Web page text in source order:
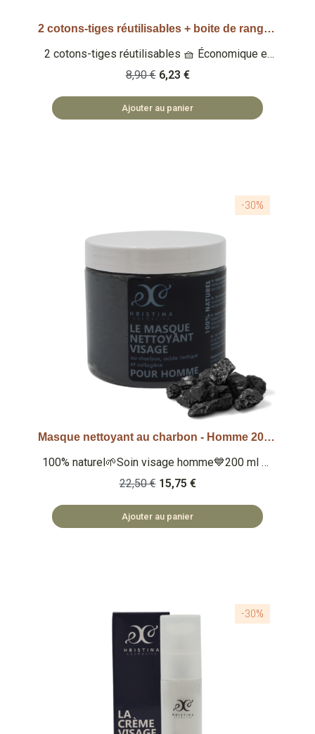
Aperçu rapide 2 cotons-tiges réutilisables + boite de rangement - Rose pâle
2 cotons-tiges réutilisables 🧺 Économique et
éco-responsable Qu'est-ce que c'est ? Un set
de 2 cotons-tiges lavables et réutilisables 🏡
ACCESSOIRES FABRIQUÉS EN PRC ♻️ ZÉRO
DÉCHET
8,90 € 6,23 €
Ajouter au panier
Aperçu rapide
-30%
Masque nettoyant au charbon - Homme 200ml
100% naturel🌱Soin visage homme💙200 ml 🏅
Note Yuka : 100/100 🏅 Note Inci Beauty
18.7/20 Qu'est ce que c'est ? Masque nettoyant
et purifiant au charbon pour homme 100%
naturel au charbon, à l'acide lactique et
22,50 € 15,75 €
Ajouter au panier
-30%